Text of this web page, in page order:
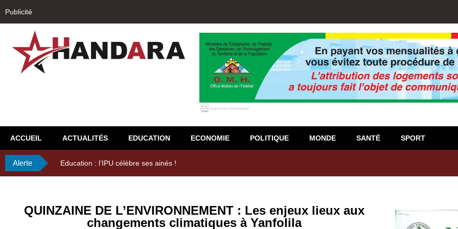
Publicité
ACCUEIL ACTUALITÉS EDUCATION ECONOMIE POLITIQUE MONDE SANTÉ SPORT
Alerte 29ème Assemblée Générale Ordinaire de l’Union Nyèsigiso : L’encours total des dépôts des membres passé de 18
QUINZAINE DE L’ENVIRONNEMENT : Les enjeux lieux aux
changements climatiques à Yanfolila